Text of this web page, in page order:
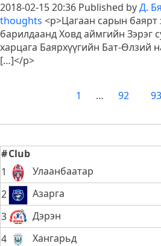
2018-02-15 20:36 Published byД.
thoughts <p>Цагаан сарын
барилдаанд Ховд аймгийн Зэрэг
харцага Баярхүүгийн Бат-Өлзий
[…]</p>
1 … 92 93
#Club
1
Улаанбаатар
2
Азарга
3
Дэрэн
4
Хангарьд